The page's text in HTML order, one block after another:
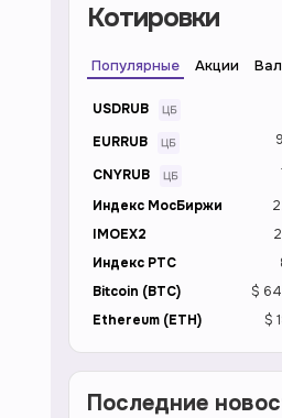
Котировки
Популярные Акции
USDRUB
EURRUB
CNYRUB
Индекс МосБиржи
IMOEX2
Индекс РТС
Bitcoin (BTC)
$
Ethereum (ETH)
$
Последние